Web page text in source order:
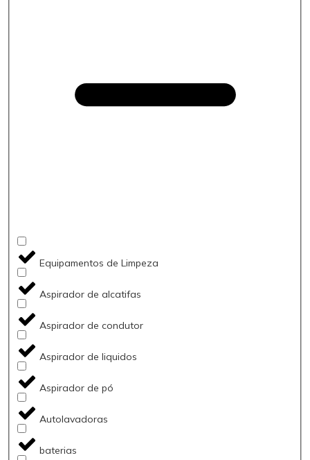
Equipamentos de Limpeza
Aspirador de alcatifas
Aspirador de condutor
Aspirador de liquidos
Aspirador de pó
Autolavadoras
baterias